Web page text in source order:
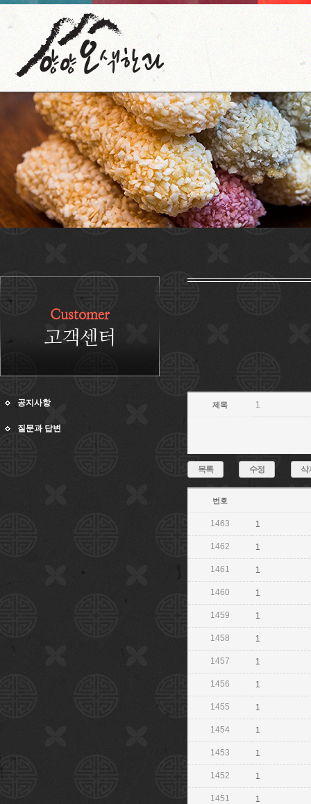
Customer
고객센터
공지사항
질문과 답변
제목 1
목록 수정 삭
번호
1463 1
1462 1
1461 1
1460 1
1459 1
1458 1
1457 1
1456 1
1455 1
1454 1
1453 1
1452 1
1451 1